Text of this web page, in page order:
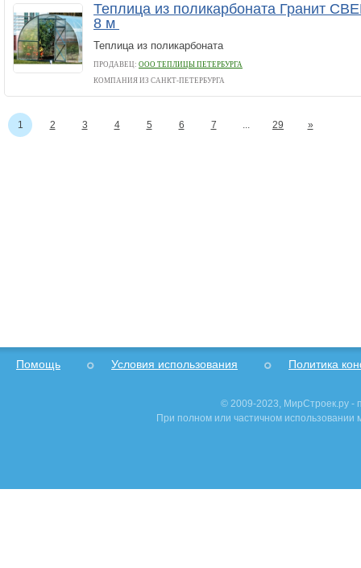
Теплица из поликарбоната Гранит
8 м
Теплица из поликарбоната
ПРОДАВЕЦ: ООО ТЕПЛИЦЫ ПЕТЕРБУРГА
КОМПАНИЯ ИЗ САНКТ-ПЕТЕРБУРГА
1 2 3 4 5 6 7 ... 29 »
Помощь Условия использования Политика
© 2009-2023, МирСтроек.ру -
При полном или частичном использовании